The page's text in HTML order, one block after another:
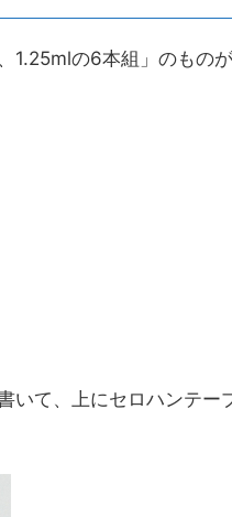
1.25mlの6本組」のもの
いて、上にセロハンテー